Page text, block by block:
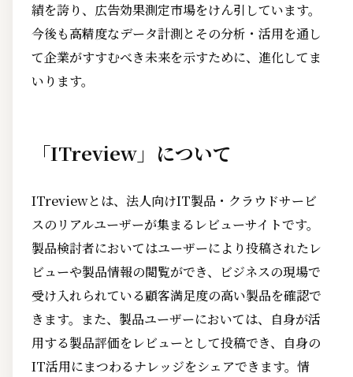
績を誇り、広告効果測定市場をけん引しています。
今後も高精度なデータ計測とその分析・活用を通し
て企業がすすむべき未来を示すために、進化してま
いります。
「ITreview」について
ITreviewとは、法人向けIT製品・クラウドサービ
スのリアルユーザーが集まるレビューサイトです。
製品検討者においてはユーザーにより投稿されたレ
ビューや製品情報の閲覧ができ、ビジネスの現場で
受け入れられている顧客満足度の高い製品を確認で
きます。また、製品ユーザーにおいては、自身が活
用する製品評価をレビューとして投稿でき、自身の
IT活用にまつわるナレッジをシェアできます。情